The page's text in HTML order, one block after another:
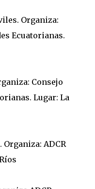
Organiza:
Ecuatorianas.
Consejo
Lugar: La
ADCR